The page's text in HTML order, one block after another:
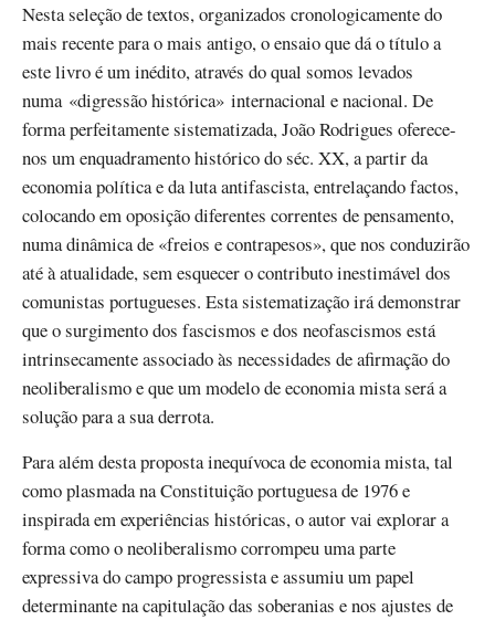
Nesta seleção de textos, organizados cronologicamente do
mais recente para o mais antigo, o ensaio que dá o título a
este livro é um inédito, através do qual somos levados
numa «digressão histórica» internacional e nacional. De
forma perfeitamente sistematizada, João Rodrigues oferece-
nos um enquadramento histórico do séc. XX, a partir da
economia política e da luta antifascista, entrelaçando factos,
colocando em oposição diferentes correntes de pensamento,
numa dinâmica de «freios e contrapesos», que nos conduzirão
até à atualidade, sem esquecer o contributo inestimável dos
comunistas portugueses. Esta sistematização irá demonstrar
que o surgimento dos fascismos e dos neofascismos está
intrinsecamente associado às necessidades de afirmação do
neoliberalismo e que um modelo de economia mista será a
solução para a sua derrota.
Para além desta proposta inequívoca de economia mista, tal
como plasmada na Constituição portuguesa de 1976 e
inspirada em experiências históricas, o autor vai explorar a
forma como o neoliberalismo corrompeu uma parte
expressiva do campo progressista e assumiu um papel
determinante na capitulação das soberanias e nos ajustes de